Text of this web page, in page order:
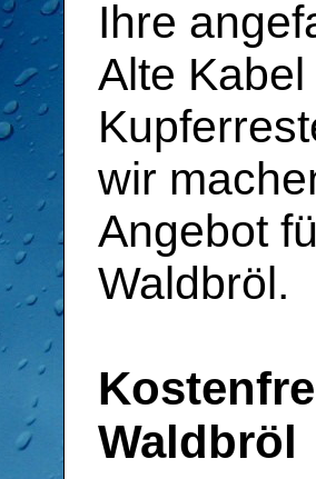
Ihre
Alte
wir
Angebot
Waldbröl.
Waldbröl